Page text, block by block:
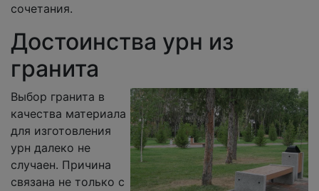
сочетания.
Достоинства урн из
гранита
Выбор гранита в
качества материала
для изготовления
урн далеко не
случаен. Причина
связана не только с